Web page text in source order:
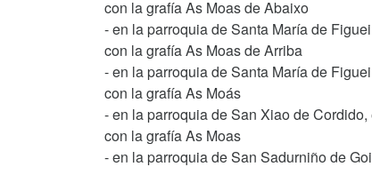
con la grafía As Moas de Abaixo
- en la parroquia de Santa María de
con la grafía As Moas de Arriba
- en la parroquia de Santa María de
con la grafía As Moás
- en la parroquia de San Xiao de
con la grafía As Moas
- en la parroquia de San Sadurniño de